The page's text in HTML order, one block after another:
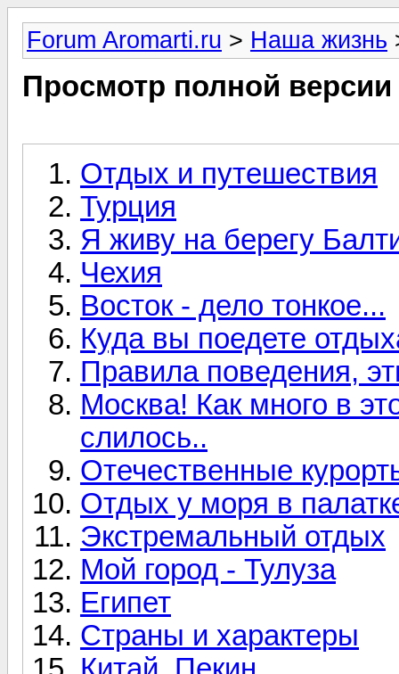
Forum Aromarti.ru > Наша жизнь
Просмотр полной
Отдых и путешествия
Турция
Я живу на берегу
Чехия
Восток - дело тонкое...
Куда вы поедете
Правила поведения,
Москва! Как много в
слилось..
Отечественные
Отдых у моря в
Экстремальный отдых
Мой город - Тулуза
Египет
Страны и характеры